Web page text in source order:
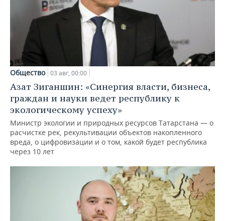
Общество 03 авг, 00:00
Азат Зиганшин: «Синергия власти, бизнеса,
граждан и науки ведет республику к
экологическому успеху»
Министр экологии и природных ресурсов Татарстана — о
расчистке рек, рекультивации объектов накопленного
вреда, о цифровизации и о том, какой будет республика
через 10 лет